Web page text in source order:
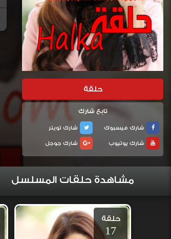
حلقة
تابع شارك
شارك فيسبوك
شارك تويتر
شارك يوتيوب
شارك جوجل
مشاهدة حلقات المسلسل
حلقة
17